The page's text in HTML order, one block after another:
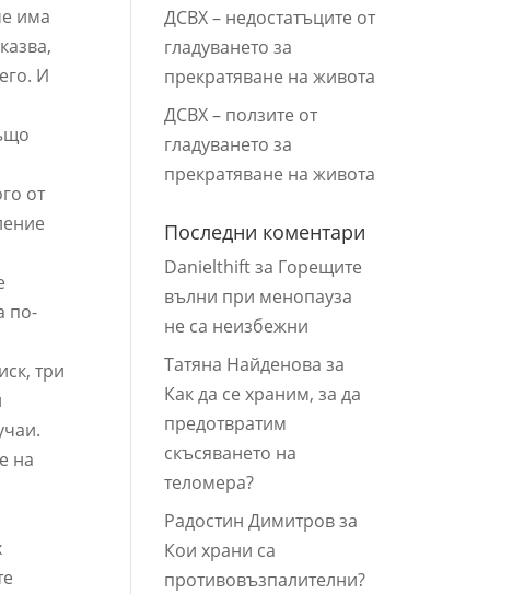
има
И
от
по-
три
на
ДСВХ – недостатъците от
гладуването за
прекратяване на живота
ДСВХ – ползите от
гладуването за
прекратяване на живота
Последни коментари
Danielthiftза Горещите
вълни при менопауза
не са неизбежни
Татяна Найденова за
Как да се храним, за да
предотвратим
скъсяването на
теломера?
Радостин Димитровза
Кои храни са
противовъзпалителни?